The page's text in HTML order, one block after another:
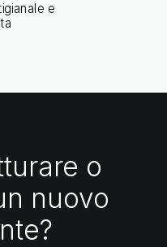
e
o
nuovo